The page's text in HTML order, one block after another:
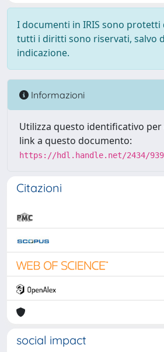
I documenti in IRIS sono protetti
tutti i diritti sono riservati, salvo
indicazione.
Informazioni
Utilizza questo identificativo
link a questo documento:
https://hdl.handle.net/2434/
Citazioni
social impact